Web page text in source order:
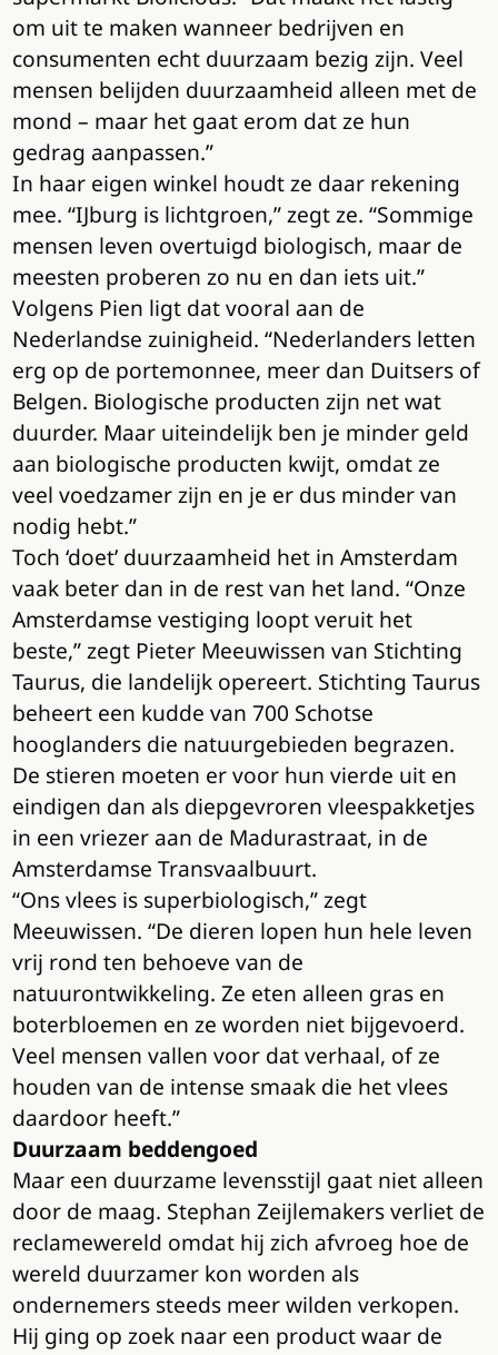
om uit te maken wanneer bedrijven en
consumenten echt duurzaam bezig zijn. Veel
mensen belijden duurzaamheid alleen met de
mond – maar het gaat erom dat ze hun
gedrag aanpassen.”
In haar eigen winkel houdt ze daar rekening
mee. “IJburg is lichtgroen,” zegt ze. “Sommige
mensen leven overtuigd biologisch, maar de
meesten proberen zo nu en dan iets uit.”
Volgens Pien ligt dat vooral aan de
Nederlandse zuinigheid. “Nederlanders letten
erg op de portemonnee, meer dan Duitsers of
Belgen. Biologische producten zijn net wat
duurder. Maar uiteindelijk ben je minder geld
aan biologische producten kwijt, omdat ze
veel voedzamer zijn en je er dus minder van
nodig hebt.”
Toch ‘doet’ duurzaamheid het in Amsterdam
vaak beter dan in de rest van het land. “Onze
Amsterdamse vestiging loopt veruit het
beste,” zegt Pieter Meeuwissen van Stichting
Taurus, die landelijk opereert. Stichting Taurus
beheert een kudde van 700 Schotse
hooglanders die natuurgebieden begrazen.
De stieren moeten er voor hun vierde uit en
eindigen dan als diepgevroren vleespakketjes
in een vriezer aan de Madurastraat, in de
Amsterdamse Transvaalbuurt.
“Ons vlees is superbiologisch,” zegt
Meeuwissen. “De dieren lopen hun hele leven
vrij rond ten behoeve van de
natuurontwikkeling. Ze eten alleen gras en
boterbloemen en ze worden niet bijgevoerd.
Veel mensen vallen voor dat verhaal, of ze
houden van de intense smaak die het vlees
daardoor heeft.”
Duurzaam beddengoed
Maar een duurzame levensstijl gaat niet alleen
door de maag. Stephan Zeijlemakers verliet de
reclamewereld omdat hij zich afvroeg hoe de
wereld duurzamer kon worden als
ondernemers steeds meer wilden verkopen.
Hij ging op zoek naar een product waar de